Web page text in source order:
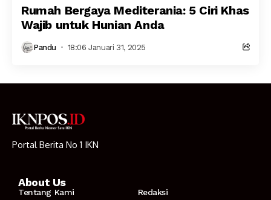
Rumah Bergaya Mediterania: 5 Ciri Khas
Wajib untuk Hunian Anda
Pandu 18:06 Januari 31, 2025
Portal Berita No 1 IKN
About Us
Tentang Kami Redaksi